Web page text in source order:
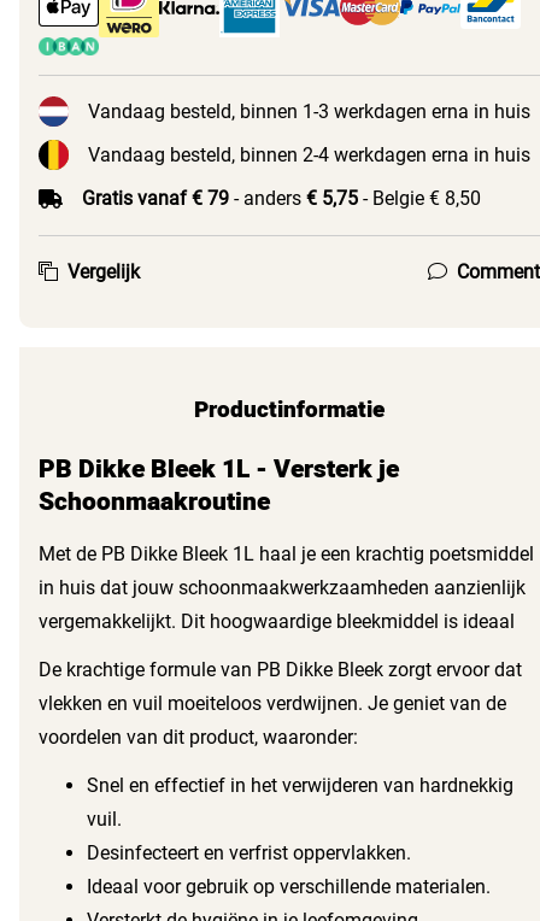
Vandaag besteld, binnen 1-3 werkdagen erna in huis
Vandaag besteld, binnen 2-4 werkdagen erna in huis
Gratis vanaf € 79 - anders € 5,75 - Belgie € 8,50
Vergelijk Comment
Productinformatie
PB Dikke Bleek 1L - Versterk je
Schoonmaakroutine
Met de PB Dikke Bleek 1L haal je een krachtig poetsmiddel
in huis dat jouw schoonmaakwerkzaamheden aanzienlijk
vergemakkelijkt. Dit hoogwaardige bleekmiddel is ideaal
De krachtige formule van PB Dikke Bleek zorgt ervoor dat
vlekken en vuil moeiteloos verdwijnen. Je geniet van de
voordelen van dit product, waaronder:
Snel en effectief in het verwijderen van hardnekkig
vuil.
Desinfecteert en verfrist oppervlakken.
Ideaal voor gebruik op verschillende materialen.